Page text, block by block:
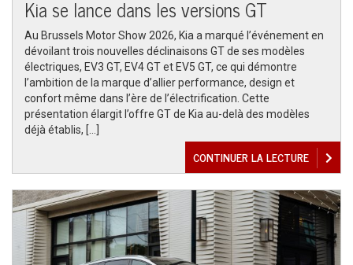
Kia se lance dans les versions GT
Au Brussels Motor Show 2026, Kia a marqué l’événement en
dévoilant trois nouvelles déclinaisons GT de ses modèles
électriques, EV3 GT, EV4 GT et EV5 GT, ce qui démontre
l’ambition de la marque d’allier performance, design et
confort même dans l’ère de l’électrification. Cette
présentation élargit l’offre GT de Kia au-delà des modèles
déjà établis, […]
CONTINUER LA LECTURE